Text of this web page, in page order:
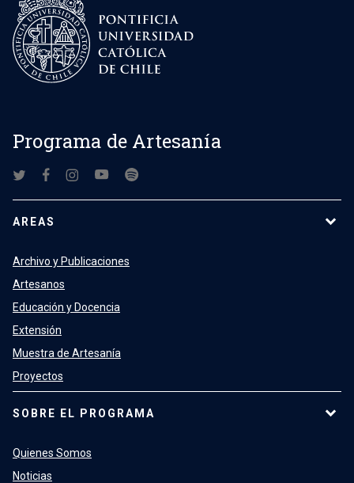
Programa de Artesanía
AREAS
Archivo y Publicaciones
Artesanos
Educación y Docencia
Extensión
Muestra de Artesanía
Proyectos
SOBRE EL PROGRAMA
Quienes Somos
Noticias